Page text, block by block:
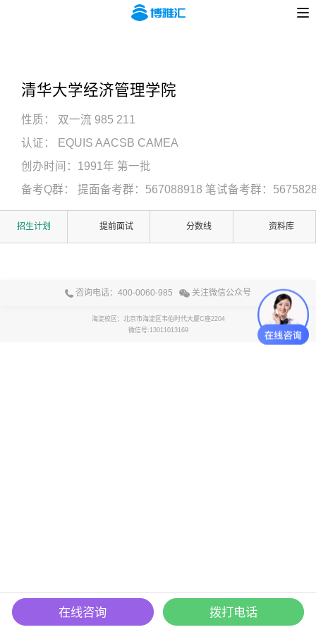
清华大学经济管理学院
性质：
双一流 985 211
认证：
EQUIS AACSB CAMEA
创办时间： 1991年 第一批
备考Q群： 提面备考群：567088918 笔试备考群：
招生计划 提前面试 分数线 资料库
咨询电话：400-0060-985 关注微信公众号
海淀校区：北京市海淀区韦伯时代大厦C座2204
微信号:13011013169
在线咨询 拨打电话